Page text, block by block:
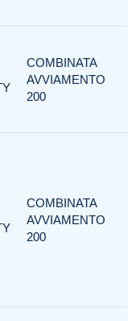
COMBINATA
AVVIAMENTO
200
COMBINATA
AVVIAMENTO
200